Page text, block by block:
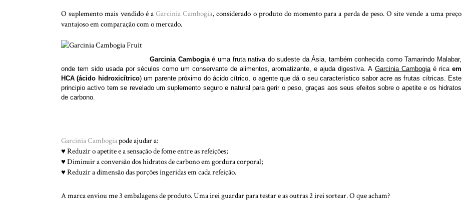
O suplemento mais vendido é aGarcinia Cambogia, considerado o produto do momento para a perda de peso. O site vende a uma preço
vantajoso em comparação com o mercado.
Garcinia Cambogiaé uma fruta nativa do sudeste da Ásia, também conhecida como Tamarindo Malabar,
onde tem sido usada por séculos como um conservante de alimentos, aromatizante, e ajuda digestiva. AGarcinia Cambogiaé ricaem
HCA (ácido hidroxicítrico) um parente próximo do ácido cítrico, o agente que dá o seu característico sabor acre as frutas cítricas. Este
principio activo tem se revelado um suplemento seguro e natural para gerir o peso, graças aos seus efeitos sobre o apetite e os hidratos
de carbono.
Garcinia Cambogiapode ajudar a:
♥ Reduzir o apetite e a sensação de fome entre as refeições;
♥ Diminuir a conversão dos hidratos de carbono em gordura corporal;
♥ Reduzir a dimensão das porções ingeridas em cada refeição.
A marca enviou me 3 embalagens de produto. Uma irei guardar para testar e as outras 2 irei sortear. O que acham?